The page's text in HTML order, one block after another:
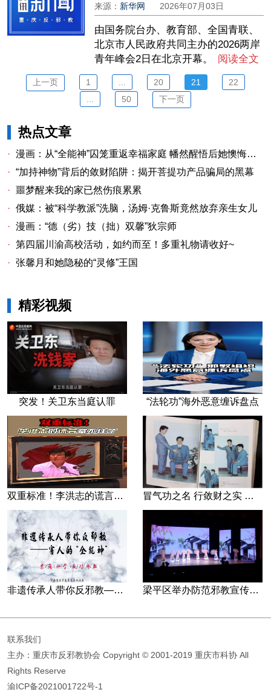
来源： 新华网 2026年07月03日
由国务院台办、教育部、全国青联、
北京市人民政府共同主办的2026两岸
青年峰会2日在北京开幕。
阅读全文
上一页 1 20 21
22
50 下一页
热点文章
· 漫画：从“全能神”囚笼重返幸福家庭 幡然醒悟后她懊悔不已
· “加持神物”背后的敛财陷阱：揭开菩提功产品骗局的黑幕
· 噩梦醒来我的家已然伤痕累累
· 俄媒：被“科学教派”洗脑，汤姆·克鲁斯竟然放弃亲生女儿
· 漫画：“德（劣）技（拙）双馨”狄宗师
· 第四届川渝高校活动，如约而至！多重礼物请收好~
· 张馨月和她隐秘的“灵修”王国
精彩视频
突发！关卫东当庭认罪 “法轮功”海外恶意缠诉盘点
双重标准！李洪志的谎言藏不住了 冒气功之名 行敛财之实 张宏堡义女“小倩”团伙覆灭记
非遗传承人带你反邪教—害人的“全能神” 梁平区举办防范邪教宣传专场文艺演出
联系我们
主办：重庆市反邪教协会 Copyright © 2001-2019 重庆市科协 All
Rights Reserve
渝ICP备2021001722号-1